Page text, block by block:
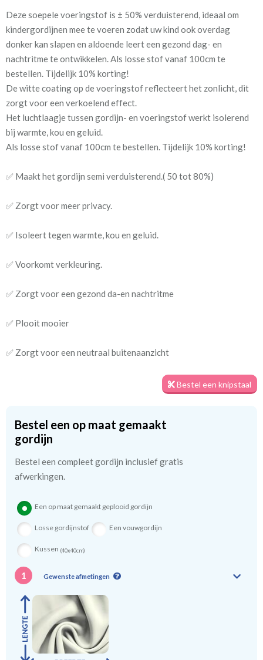
Artikelnummer
50% verduisterende
voering- en gordijnstof
Stofbreedte: 140 cm
Meestal eerder, maar houd
rekening met
circa 1-2 weken
Materiaal:
We hebben bijna alle stoffen op voorraad, bestel daarom gerust
Zo weet u precies met welke kleur en kwaliteit uw gordijnen
kindergordijnen voeren: een verschil van dag en nacht!
Deze soepele voeringstof is ± 50% verduisterend, ideaal om
kindergordijnen mee te voeren zodat uw kind ook overdag
donker kan slapen en aldoende leert een gezond dag- en
nachtritme te ontwikkelen. Als losse stof vanaf 100cm te
bestellen. Tijdelijk 10% korting!
De witte coating op de voeringstof reflecteert het zonlicht, dit
zorgt voor een verkoelend effect.
Het luchtlaagje tussen gordijn- en voeringstof werkt isolerend
bij warmte, kou en geluid.
Als losse stof vanaf 100cm te bestellen. Tijdelijk 10% korting!
✅ Maakt het gordijn semi verduisterend.( 50 tot 80%)
✅ Zorgt voor meer privacy.
✅ Isoleert tegen warmte, kou en geluid.
✅ Voorkomt verkleuring.
✅ Zorgt voor een gezond da-en nachtritme
✅ Plooit mooier
✅ Zorgt voor een neutraal buitenaanzicht
Bestel een knipstaal
Bestel een op maat gemaakt
gordijn
Bestel een compleet gordijn inclusief gratis
afwerkingen.
Een op maat gemaakt geplooid gordijn
Losse gordijnstof Een vouwgordijn
Kussen (40x40cm)
1 Gewenste afmetingen